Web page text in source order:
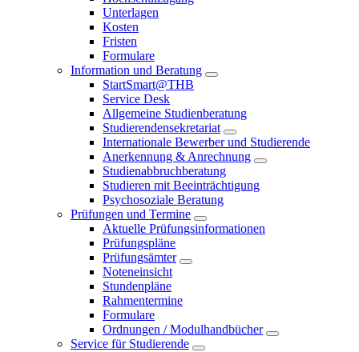
Unterlagen
Kosten
Fristen
Formulare
Information und Beratung
StartSmart@THB
Service Desk
Allgemeine Studienberatung
Studierendensekretariat
Internationale Bewerber und Studierende
Anerkennung & Anrechnung
Studienabbruchberatung
Studieren mit Beeinträchtigung
Psychosoziale Beratung
Prüfungen und Termine
Aktuelle Prüfungsinformationen
Prüfungspläne
Prüfungsämter
Noteneinsicht
Stundenpläne
Rahmentermine
Formulare
Ordnungen / Modulhandbücher
Service für Studierende